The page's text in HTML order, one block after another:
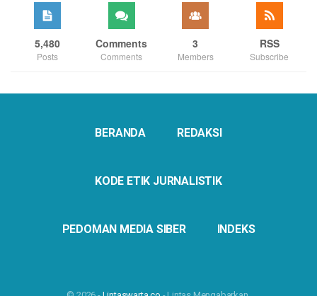
5,480
Posts
Comments
Comments
3
Members
RSS
Subscribe
BERANDA REDAKSI
KODE ETIK JURNALISTIK
PEDOMAN MEDIA SIBER INDEKS